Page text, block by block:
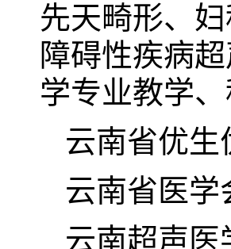
先天畸形、
障碍性疾病
学专业教学
云南省优
云南省医
云南超声医